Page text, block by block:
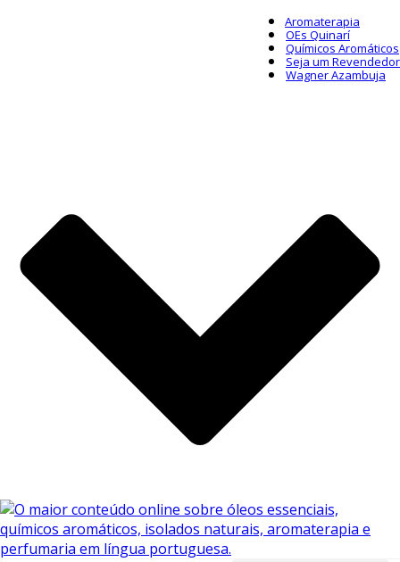
Aromaterapia
OEs Quinarí
Químicos Aromáticos
Seja um Revendedor
Wagner Azambuja